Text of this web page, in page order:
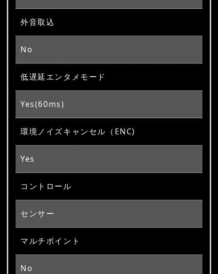
外音取込
No
低遅延エンタメモード
Yes(60ms)
環境ノイズキャンセル（ENC)
Yes
コントロール
センサー
マルチポイント
No